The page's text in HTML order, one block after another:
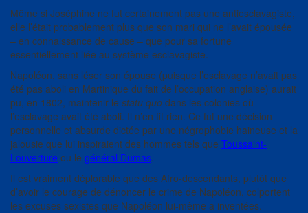
Même si Joséphine ne fut certainement pas une antiesclavagiste,
elle l’était probablement plus que son mari qui ne l’avait épousée
– en connaissance de cause – que pour sa fortune
essentiellement liée au système esclavagiste.
Napoléon, sans léser son épouse (puisque l’esclavage n’avait pas
été pas aboli en Martinique du fait de l’occupation anglaise) aurait
pu, en 1802, maintenir le statu quo dans les colonies où
l’esclavage avait été aboli. Il n’en fit rien. Ce fut une décision
personnelle et absurde dictée par une négrophobie haineuse et la
jalousie que lui inspiraient des hommes tels que Toussaint-
Louverture ou le général Dumas.
Il est vraiment déplorable que des Afro-descendants, plutôt que
d’avoir le courage de dénoncer le crime de Napoléon, colportent
les excuses sexistes que Napoléon lui-même a inventées.